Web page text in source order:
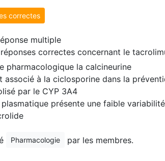
correctes
multiple
correctes concernant le
pharmacologique la calcineurine
associé à la ciclosporine dans la
par le CYP 3A4
présente une faible
Pharmacologie par les membres.